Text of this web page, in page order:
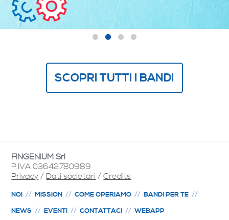
SCOPRI TUTTI I BANDI
FINGENIUM Srl
P.IVA 03642780989
Privacy / Dati societari /Credits
NOI MISSION COME OPERIAMO
BANDI PER TE
NEWS
EVENTI CONTATTACI WEBAPP